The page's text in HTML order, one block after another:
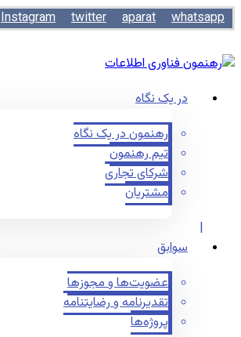
Instagram twitter aparat whatsapp
در یک نگاه
رهنمون در یک نگاه
تیم رهنمون
شرکای تجاری
مشتریان
سوابق
عضویت‌ها و مجوزها
تقدیرنامه و رضایتنامه
پروژه‌ها